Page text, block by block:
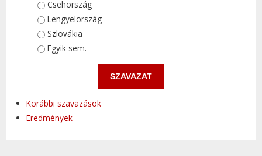
Választások
Csehország
Lengyelország
Szlovákia
Egyik sem.
Korábbi szavazások
Eredmények